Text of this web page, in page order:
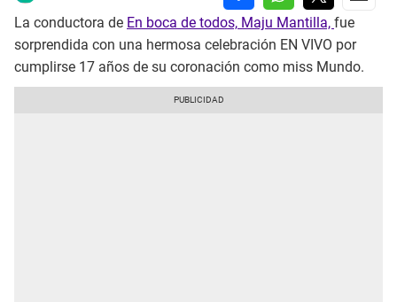
La conductora de En boca de todos, Maju Mantilla, fue
sorprendida con una hermosa celebración EN VIVO por
cumplirse 17 años de su coronación como miss Mundo.